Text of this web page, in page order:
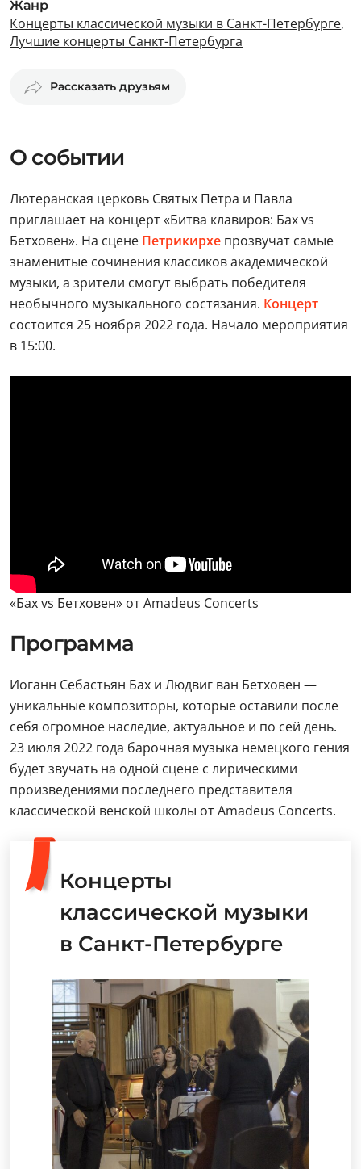
Жанр
Концерты классической музыки в Санкт-Петербурге,
Лучшие концерты Санкт-Петербурга
Рассказать друзьям
О событии
Лютеранская церковь Святых Петра и Павла
приглашает на концерт «Битва клавиров: Бах vs
Бетховен». На сцене Петрикирхе прозвучат самые
знаменитые сочинения классиков академической
музыки, а зрители смогут выбрать победителя
необычного музыкального состязания. Концерт
состоится 25 ноября 2022 года. Начало мероприятия
в 15:00.
«Бах vs Бетховен» от Amadeus Concerts
Программа
Иоганн Себастьян Бах и Людвиг ван Бетховен —
уникальные композиторы, которые оставили после
себя огромное наследие, актуальное и по сей день.
23 июля 2022 года барочная музыка немецкого гения
будет звучать на одной сцене с лирическими
произведениями последнего представителя
классической венской школы от Amadeus Concerts.
Концерты
классической музыки
в Санкт-Петербурге